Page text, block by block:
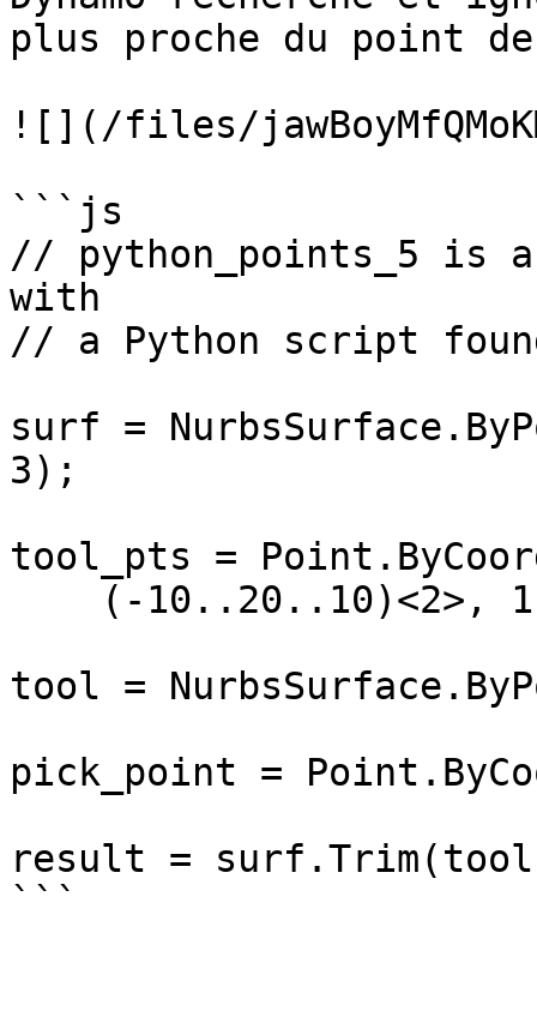
plus proche du point
![](/files/
```js
// python_points_5 is
with
// a Python script
surf =
3);
tool_pts =
tool =
pick_point =
result =